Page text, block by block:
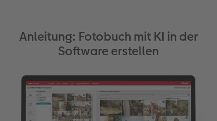
Anleitung: Fotobuch mit KI in der
Software erstellen